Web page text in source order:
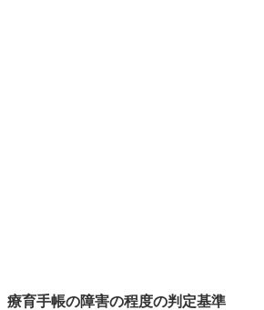
療育手帳の障害の程度の判定基準